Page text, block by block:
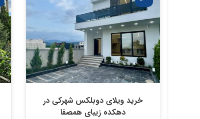
خرید ویلای دوبلکس شهرکی در
دهکده زیبای همصفا